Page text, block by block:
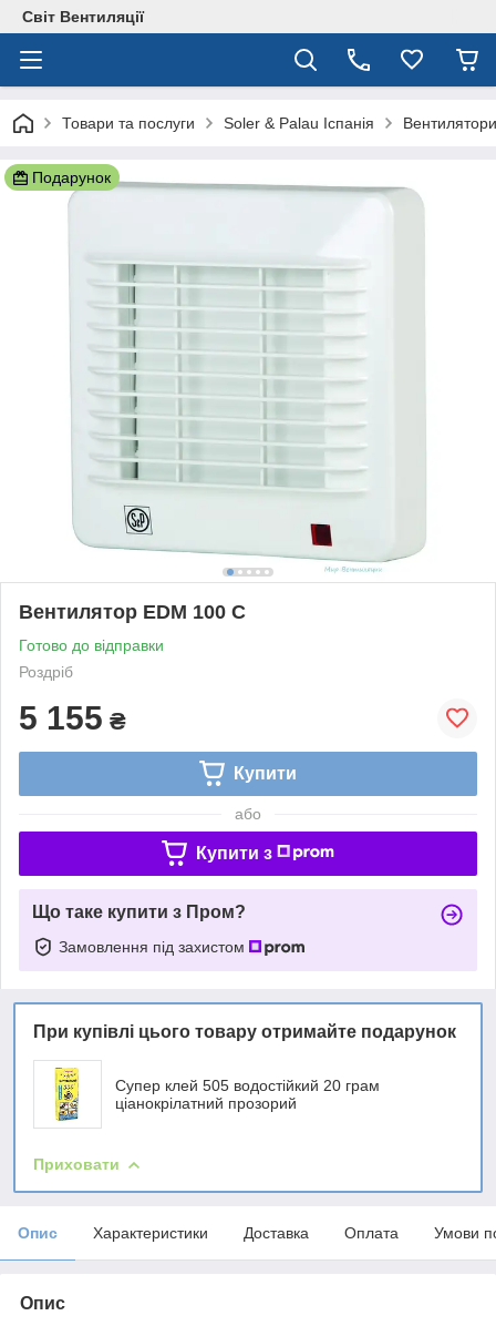
Світ Вентиляції
Товари та послуги Soler & Palau Іспанія
Подарунок
Вентилятор EDM 100 C
Готово до відправки
Роздріб
5 155 ₴
Купити
або
Купити з
Що таке купити з Пром?
Замовлення під захистом
При купівлі цього товару отримайте подарунок
Супер клей 505 водостійкий 20 грам
ціанокрілатний прозорий
Приховати
Опис Характеристики Доставка Оплата Умови
Опис